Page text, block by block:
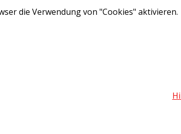
die Verwendung von "Cookies" aktivieren.